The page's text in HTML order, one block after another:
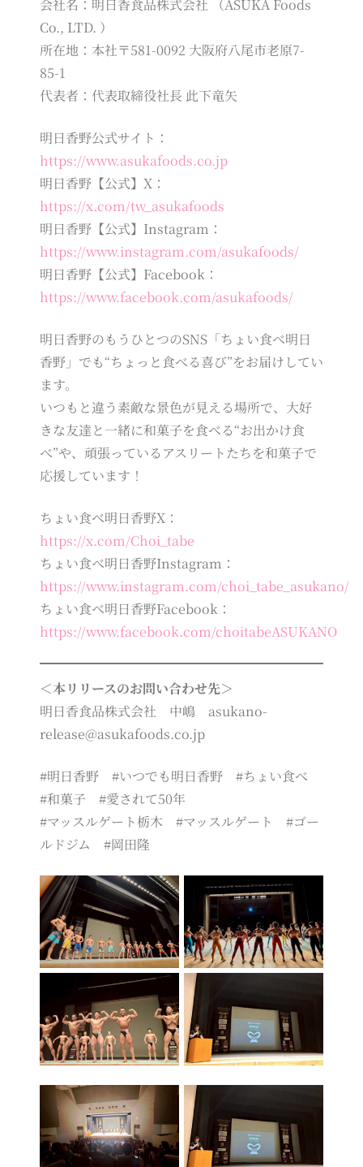
会社名：明日香食品株式会社 （ASUKA Foods
Co., LTD. ）
所在地：本社〒581-0092 大阪府八尾市老原7-
85-1
代表者：代表取締役社長 此下竜矢
明日香野公式サイト：
https://www.asukafoods.co.jp
明日香野【公式】X：
https://x.com/tw_asukafoods
明日香野【公式】Instagram：
https://www.instagram.com/asukafoods/
明日香野【公式】Facebook：
https://www.facebook.com/asukafoods/
明日香野のもうひとつのSNS「ちょい食べ明日
香野」でも“ちょっと食べる喜び”をお届けしてい
ます。
いつもと違う素敵な景色が見える場所で、大好
きな友達と一緒に和菓子を食べる“お出かけ食
べ”や、頑張っているアスリートたちを和菓子で
応援しています！
ちょい食べ明日香野X：
https://x.com/Choi_tabe
ちょい食べ明日香野Instagram：
https://www.instagram.com/choi_tabe_asukano/
ちょい食べ明日香野Facebook：
https://www.facebook.com/choitabeASUKANO
＜本リリースのお問い合わせ先＞
明日香食品株式会社 中嶋 asukano-
release@asukafoods.co.jp
#明日香野 #いつでも明日香野 #ちょい食べ
#和菓子 #愛されて50年
#マッスルゲート栃木 #マッスルゲート #ゴー
ルドジム #岡田隆